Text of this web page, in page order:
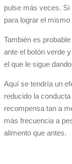
pulse más veces. Si
para lograr el mismo
También es
ante el botón verde
el que le sigue
Aquí se tendría un
reducido la
recompensa tan a
más frecuencia a
alimento que antes.